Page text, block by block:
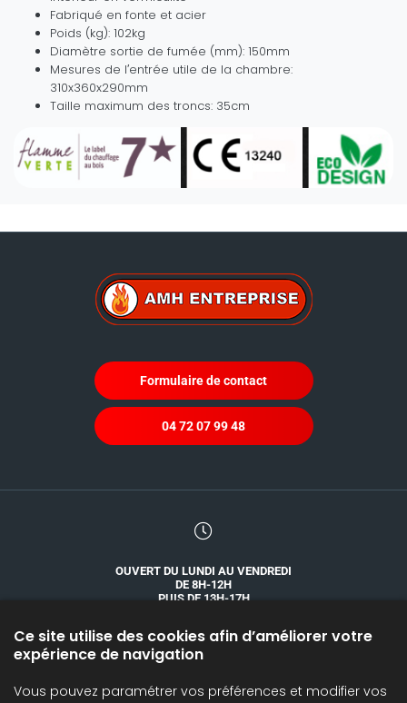
Fabriqué en fonte et acier
Poids (kg): 102kg
Diamètre sortie de fumée (mm): 150mm
Mesures de l′entrée utile de la chambre:
310x360x290mm
Taille maximum des troncs: 35cm
Formulaire de contact
04 72 07 99 48
OUVERT DU LUNDI AU VENDREDI
DE 8H-12H
PUIS DE 13H-17H
SILOS, TRANSPORT ET ACCESSOIRES CATALOGUES
Ce site utilise des cookies afin d’améliorer votre
expérience de navigation
Vous pouvez paramétrer vos préférences et modifier vos